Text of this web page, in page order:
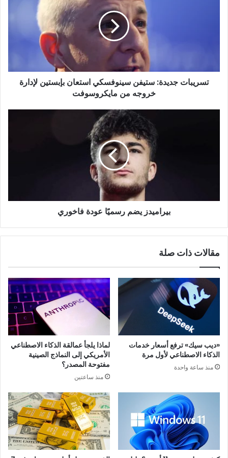
من
مايكروسوفت
تسريبات جديدة: ستيفن سينوفسكي استعان بإبستين لإدارة
خروجه من مايكروسوفت
بيراميدز يضم رسميًا عودة فاخوري
مقالات ذات صلة
«ديب سيك» ترفع أسعار خدمات
الذكاء الاصطناعي لأول مرة
منذ ساعة واحدة
لماذا يلجأ عمالقة الذكاء الاصطناعي
الأمريكي إلى النماذج الصينية
مفتوحة المصدر؟
منذ ساعتين